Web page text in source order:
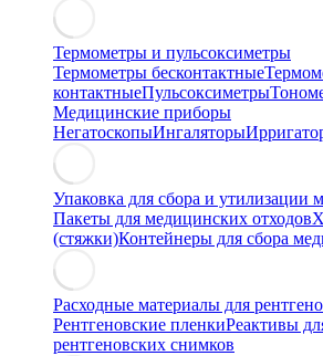
Термометры и пульсоксиметры
Термометры бесконтактные
контактныеПульсоксиметры
Медицинские приборы
НегатоскопыИнгаляторы
Упаковка для сбора и утилизации
Пакеты для медицинских отходов
(стяжки)Контейнеры для сбора
Расходные материалы для
Рентгеновские пленкиРеактивы
рентгеновских снимков